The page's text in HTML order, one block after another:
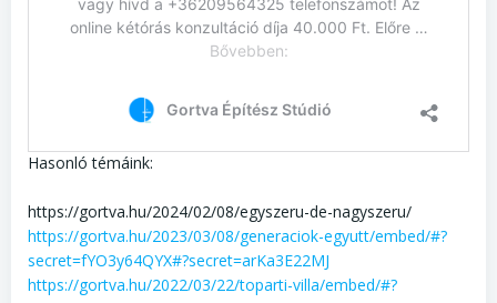
Hasonló témáink:
https://gortva.hu/2024/02/08/egyszeru-de-nagyszeru/
https://gortva.hu/2023/03/08/generaciok-egyutt/embed/#?
secret=fYO3y64QYX#?secret=arKa3E22MJ
https://gortva.hu/2022/03/22/toparti-villa/embed/#?